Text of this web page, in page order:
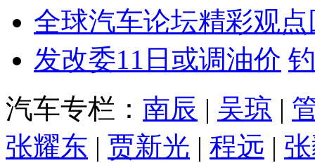
全球汽车论坛精彩观点
发改委11日或调油价
汽车专栏： 南辰 | 吴琼 |
张耀东 | 贾新光 | 程远 |